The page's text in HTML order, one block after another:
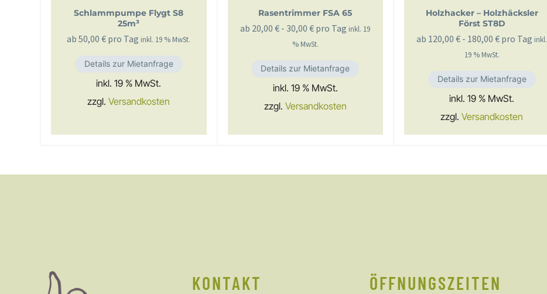
Schlammpumpe Flygt S8
25m³
ab50,00€ pro Tag inkl. 19 % MwSt.
Details zur Mietanfrage
inkl. 19 % MwSt.
zzgl.Versandkosten
Rasentrimmer FSA 65
ab 20,00€ -30,00€ pro Tag inkl. 19
% MwSt.
Details zur Mietanfrage
inkl. 19 % MwSt.
zzgl. Versandkosten
Holzhacker – Holzhäcksler
Först ST8D
ab 120,00€ - 180,00€ pro Tag inkl.
19 % MwSt.
Details zur Mietanfrage
inkl. 19 % MwSt.
zzgl.Versandkosten
KONTAKT ÖFFNUNGSZEITEN